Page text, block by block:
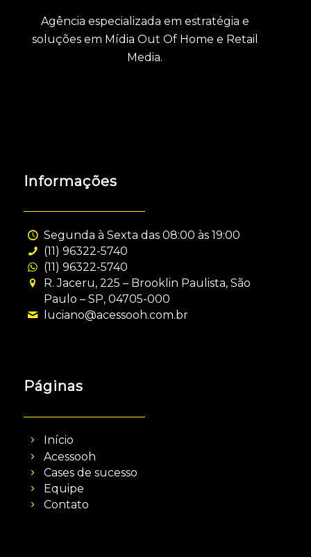
Agência especializada em estratégia e
soluções em Mídia Out Of Home e Retail
Media.
Informações
Segunda à Sexta das 08:00 às 19:00
(11) 96322-5740
(11) 96322-5740
R. Jaceru, 225 – Brooklin Paulista, São
Paulo – SP, 04705-000
luciano@acessooh.com.br
Páginas
Início
Acessooh
Cases de sucesso
Equipe
Contato